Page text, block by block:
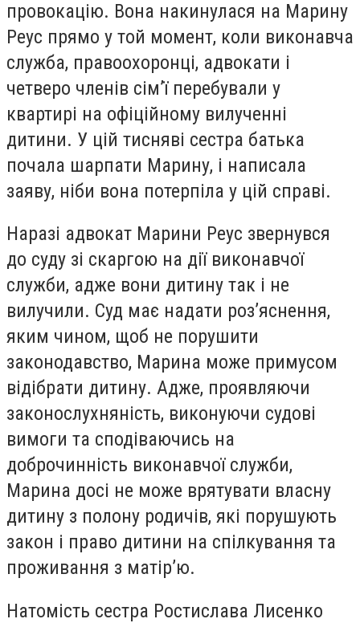
провокацію. Вона накинулася на Марину
Реус прямо у той момент, коли виконавча
служба, правоохоронці, адвокати і
четверо членів сім’ї перебували у
квартирі на офіційному вилученні
дитини. У цій тисняві сестра батька
почала шарпати Марину, і написала
заяву, ніби вона потерпіла у цій справі.
Наразі адвокат Марини Реус звернувся
до суду зі скаргою на дії виконавчої
служби, адже вони дитину так і не
вилучили. Суд має надати роз’яснення,
яким чином, щоб не порушити
законодавство, Марина може примусом
відібрати дитину. Адже, проявляючи
законослухняність, виконуючи судові
вимоги та сподіваючись на
доброчинність виконавчої служби,
Марина досі не може врятувати власну
дитину з полону родичів, які порушують
закон і право дитини на спілкування та
проживання з матір’ю.
Натомість сестра Ростислава Лисенко